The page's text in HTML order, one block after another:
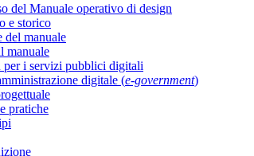
del Manuale operativo di design
e storico
del manuale
manuale
per i servizi pubblici digitali
digitale (e-government)
pratiche